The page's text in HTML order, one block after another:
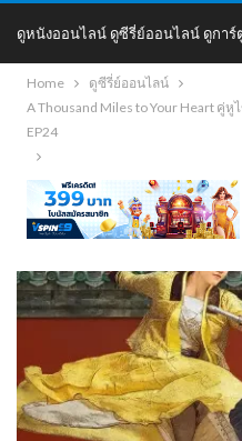
ดูหนังออนไลน์ ดูซีรี่ย์ออนไลน์ ดูการ์
DoDoNung
Home
ดูซีรี่ย์ออนไลน์
A Thousand Miles to Your Heart คู่
EP24